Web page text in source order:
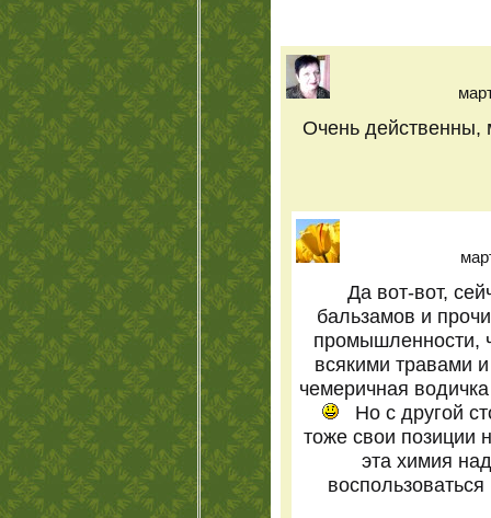
Очень действенны,
Да вот-вот,
бальзамов и
промышленности,
всякими травами
чемеричная
Но с другой
тоже свои позиции
эта химия